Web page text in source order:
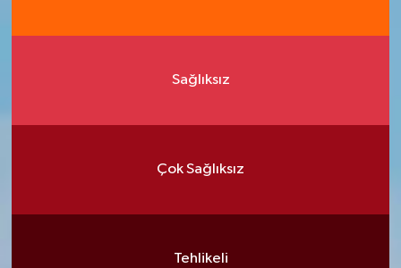
Sağlıksız
Çok Sağlıksız
Tehlikeli